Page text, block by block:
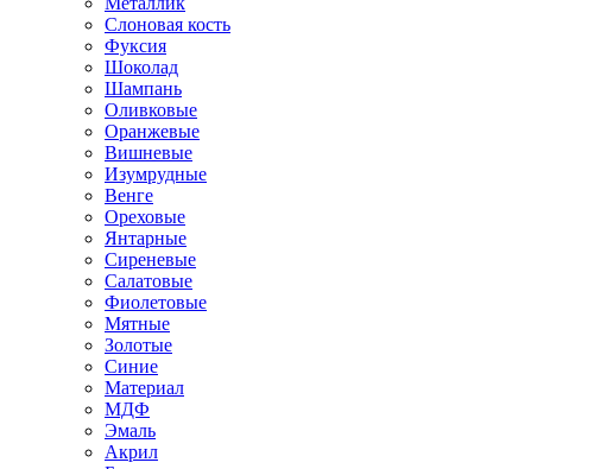
Слоновая кость
Фуксия
Шоколад
Шампань
Оливковые
Оранжевые
Вишневые
Изумрудные
Венге
Ореховые
Янтарные
Сиреневые
Салатовые
Фиолетовые
Мятные
Золотые
Синие
Материал
МДФ
Эмаль
Акрил